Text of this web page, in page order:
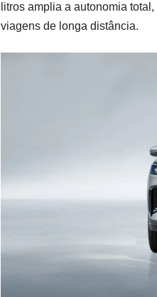
litros amplia a autonomia
viagens de longa distância.